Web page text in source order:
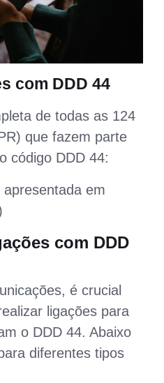
com DDD 44
de todas as 124
que fazem parte
código DDD 44:
em
com DDD
é crucial
ligações para
o DDD 44. Abaixo
diferentes tipos